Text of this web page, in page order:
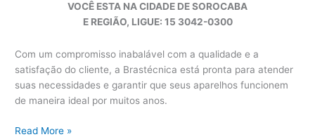
VOCÊ ESTA NA CIDADE DE SOROCABA
E REGIÃO, LIGUE: 15 3042-0300
Com um compromisso inabalável com a qualidade e a
satisfação do cliente, a Brastécnica está pronta para atender
suas necessidades e garantir que seus aparelhos funcionem
de maneira ideal por muitos anos.
Brastemp
Read More »